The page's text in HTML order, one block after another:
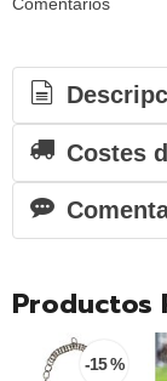
Costes
Productos
-15 %